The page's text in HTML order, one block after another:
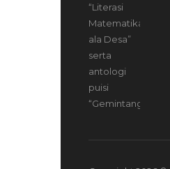
“Literasi
Matematika
ala Desa”
serta
antologi
puisi
“Gemintang”.